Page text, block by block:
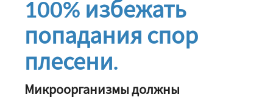
100% избежать
попадания спор
плесени.
Микроорганизмы должны